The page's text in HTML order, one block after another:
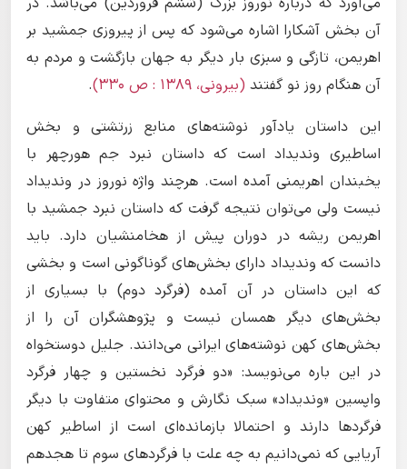
آن بخش آشکارا اشاره می‌شود که پس از پیروزی جمشید بر
اهریمن، تازگی و سبزی بار دیگر به جهان بازگشت و مردم به
آن هنگام روز نو گفتند (بیرونی، ١۳۸۹ : ص ۳۳۰)
.
این داستان یادآور نوشته‌های منابع زرتشتی و بخش
اساطیری وندیداد است که داستان نبرد جم هورچهر با
یخبندان اهریمنی آمده است. هرچند واژه نوروز در وندیداد
نیست ولی می‌توان نتیجه گرفت که داستان نبرد جمشید با
اهریمن ریشه در دوران پیش از هخامنشیان دارد. باید
دانست که وندیداد دارای بخش‌های گوناگونی است و بخشی
که این داستان در آن آمده (فرگرد دوم) با بسیاری از
بخش‌های دیگر همسان نیست و پژوهشگران آن را از
بخش‌های کهن نوشته‌های ایرانی می‌دانند. جلیل دوستخواه
در این باره می‌نویسد: «دو فرگرد نخستین و چهار فرگرد
واپسین «وندیداد» سبک نگارش و محتوای متفاوت با دیگر
فرگردها دارند و احتمالا بازمانده‌ای است از اساطیر کهن
آریایی که نمی‌دانیم به چه علت با فرگردهای سوم تا هجدهم